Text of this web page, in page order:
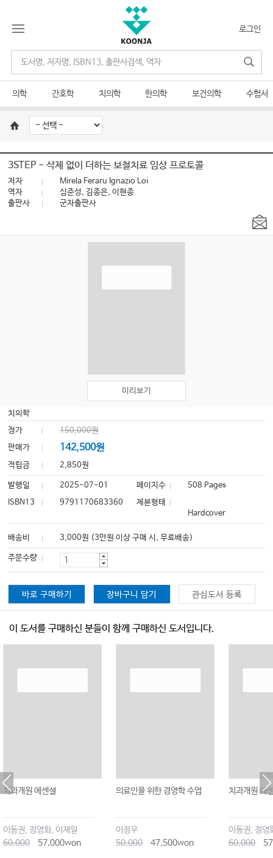
로그인
의학 간호학 치의학 한의학 보건의학 수험서
3STEP - 삭제 없이 더하는 보철치료 임상 프로토콜
저자
Mirela Feraru Ignazio Loi
역자
심준성, 김종은, 이현종
출판사
군자출판사
미리보기
치의학
정가
150,000원
판매가
142,500원
적립금 2,850원
발행일 2025-07-01 페이지수
508 Pages
ISBN13
9791170683360
제본형태
Hardcover
배송비 3,000원 (3만원 이상 구매 시, 무료배송)
주문수량
바로 구매하기 장바구니 담기 관심도서 등록
이 도서를 구매하신 분들이 함께 구매하신 도서입니다.
치과개원 에센셜
이동권, 정영화, 이재일
60,000
57,000won
의료인을 위한 경영학 수업
이정우
50,000
47,500won
치과개원 에
이동권, 정영
60,000